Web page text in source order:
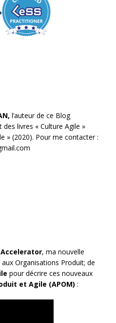
l’auteur de ce Blog
des livres « Culture Agile »
» (2020). Pour me contacter :
, ma nouvelle
Organisations Produit; de
pour décrire ces nouveaux
et Agile (APOM) :